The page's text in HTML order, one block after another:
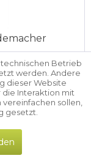
Penne all
Betrieb
werden. Andere
dieser Website
Interaktion mit
sollen,
gesetzt.